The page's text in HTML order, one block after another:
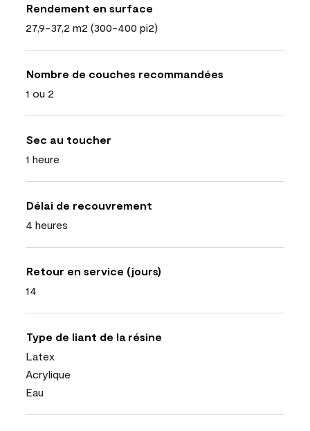
Rendement en surface
27,9-37,2 m2 (300-400 pi2)
Nombre de couches recommandées
1 ou 2
Sec au toucher
1 heure
Délai de recouvrement
4 heures
Retour en service (jours)
14
Type de liant de la résine
Latex
Acrylique
Eau